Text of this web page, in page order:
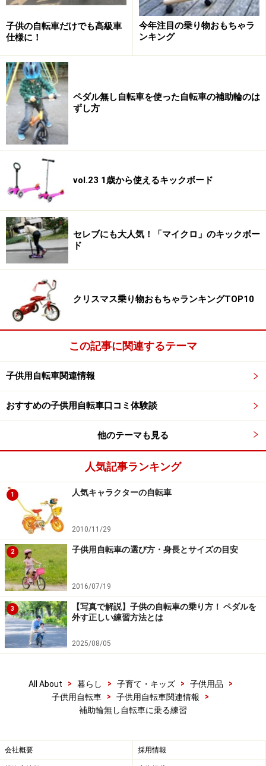
では、練習法です。
補助輪とペダルを外す前に
1. ブレーキの練習をしましょう。
前後2つのブレーキを同時に使えること。
補助輪とペダルを外す
（ペダルの外し方は「ほじょなしじてんしゃれんしゅう
2. 自転車を押す練習をしましょう。
ジグザグやUターンもふらつかないで、ハンドル操作が
できること。
サドルに座る
（座った時、両足の裏が半分ほど地面につくサドルの高
さがいいです。）
3. 足で歩くようにして自転車を動かしましょう。
下を見ないで、まっすぐ前を見ること。
足をつかない状態で、（地面をけった惰性で）3秒以上
ぎって止まれるようになったら、もう、ゴールは目の前
です。
子供の自転車だけでも高級車
仕様に！
今年注目の乗り物おもちゃラ
ンキング
ペダル無し自転車を使った自転車の補助輪のは
ずし方
vol.23 1歳から使えるキックボード
セレブにも大人気！「マイクロ」のキックボー
ド
クリスマス乗り物おもちゃランキングTOP10
この記事に関連するテーマ
子供用自転車関連情報
おすすめの子供用自転車口コミ体験談
他のテーマも見る
人気記事ランキング
1 人気キャラクターの自転車
2010/11/29
2 子供用自転車の選び方・身長とサイズの目安
2016/07/19
3
【写真で解説】子供の自転車の乗り方！ ペダルを
外す正しい練習方法とは
2025/08/05
All About > 暮らし > 子育て・キッズ > 子供用品
>
子供用自転車
> 子供用自転車関連情報
>
補助輪無し自転車に乗る練習
会社概要 採用情報